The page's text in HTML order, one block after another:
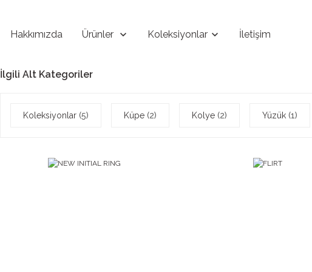
Hakkımızda Ürünler Koleksiyonlar İletişim
İlgili Alt Kategoriler
Koleksiyonlar (5) Küpe (2) Kolye (2) Yüzük (1)